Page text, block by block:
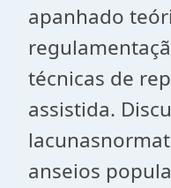
apanhado
técnicas de
assistida.
anseios